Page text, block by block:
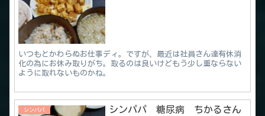
いつもとかわらぬお仕事ディ。ですが、最近は社員さん達有休消
化の為にお休み取りがち。取るのは良いけどもう少し重ならない
ように取れないものかね。
シンパパ
シンパパ 糖尿病 ちかるさん